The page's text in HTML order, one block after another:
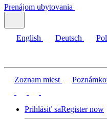
Prenájom ubytovania
English Deutsch
Zoznam miest
Prihlásiť saRegister now